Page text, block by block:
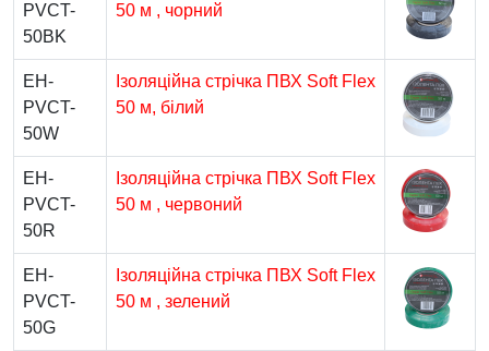
PVCT-
50BK
50 м , чорний
EH-
PVCT-
50W
Ізоляційна стрічка ПВХ Soft Flex
50 м, білий
EH-
PVCT-
50R
Ізоляційна стрічка ПВХ Soft Flex
50 м , червоний
EH-
PVCT-
50G
Ізоляційна стрічка ПВХ Soft Flex
50 м , зелений